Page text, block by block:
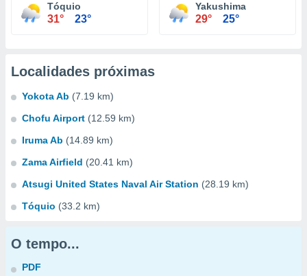
Tóquio
31° 23°
Yakushima
29° 25°
Localidades próximas
Yokota Ab (7.19 km)
Chofu Airport (12.59 km)
Iruma Ab (14.89 km)
Zama Airfield (20.41 km)
Atsugi United States Naval Air Station (28.19 km)
Tóquio (33.2 km)
O tempo...
PDF